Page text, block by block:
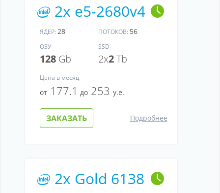
2x e5-2680v4
ЯДЕР: 28 ПОТОКОВ: 56
ОЗУ
128Gb
SSD
2x2Tb
Цена в месяц
от177.1 до253 у.е.
ЗАКАЗАТЬ Подробнее
2x Gold 6138